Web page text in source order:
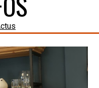
Inauguration d'un
salon de coiffure